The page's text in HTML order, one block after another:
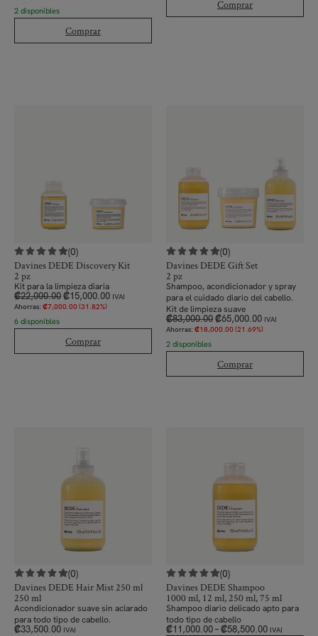
2 disponibles
Comprar
Comprar
(0)
Davines DEDE Discovery Kit
2 pz
Kit para la limpieza diaria
₡22,000.00₡15,000.00 IVAI
Ahorras: ₡7,000.00(31.82%)
6 disponibles
Comprar
(0)
Davines DEDE Gift Set
2 pz
Shampoo, acondicionador y spray
para el cuidado diario del cabello.
Kit de limpieza suave
₡83,000.00₡65,000.00 IVAI
Ahorras: ₡18,000.00(21.69%)
2 disponibles
Comprar
(0)
Davines DEDE Hair Mist 250 ml
250 ml
Acondicionador suave sin aclarado
para todo tipo de cabello.
₡33,500.00 IVAI
(0)
Davines DEDE Shampoo
1000 ml, 12 ml, 250 ml, 75 ml
Shampoo diario delicado apto para
todo tipo de cabello
₡11,000.00–₡58,500.00 IVAI